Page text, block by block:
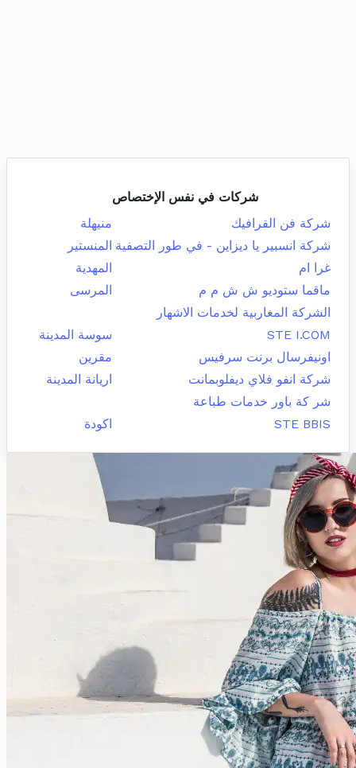
شركات في نفس الإختصاص
شركة فن القرافيك
منيهلة
شركة انسبير يا ديزاين - في طور التصفية المنستير
غرا ام
المهدية
ماقما ستوديو ش ش م م
المرسى
الشركة المغاربية لخدمات الاشهار
STE I.COM
سوسة المدينة
اونيفرسال برنت سرفيس
مقرين
شركة انفو فلاي ديفلوبمانت
اريانة المدينة
شر كة باور خدمات طباعة
STE BBIS
اكودة